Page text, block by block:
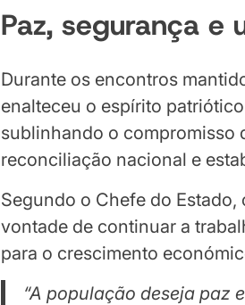
Paz, segurança e
Durante os encontros
enalteceu o espírito
sublinhando o compromisso
reconciliação nacional e
Segundo o Chefe do
vontade de continuar a
para o crescimento
“A população deseja paz